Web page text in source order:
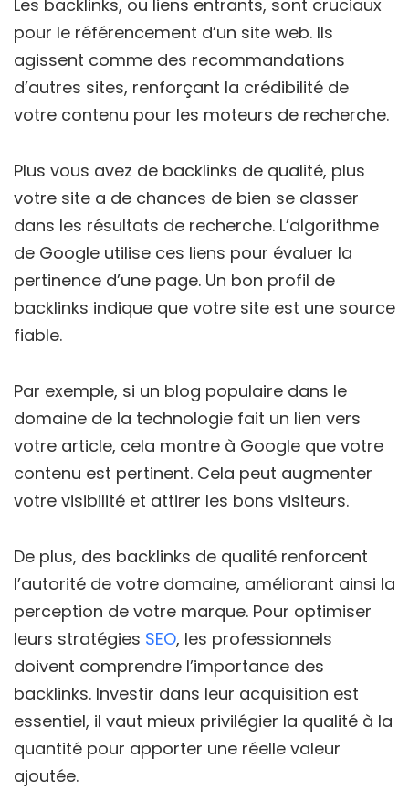
Les backlinks, ou liens entrants, sont cruciaux
pour le référencement d’un site web. Ils
agissent comme des recommandations
d’autres sites, renforçant la crédibilité de
votre contenu pour les moteurs de recherche.
Plus vous avez de backlinks de qualité, plus
votre site a de chances de bien se classer
dans les résultats de recherche. L’algorithme
de Google utilise ces liens pour évaluer la
pertinence d’une page. Un bon profil de
backlinks indique que votre site est une source
fiable.
Par exemple, si un blog populaire dans le
domaine de la technologie fait un lien vers
votre article, cela montre à Google que votre
contenu est pertinent. Cela peut augmenter
votre visibilité et attirer les bons visiteurs.
De plus, des backlinks de qualité renforcent
l’autorité de votre domaine, améliorant ainsi la
perception de votre marque. Pour optimiser
leurs stratégies SEO, les professionnels
doivent comprendre l’importance des
backlinks. Investir dans leur acquisition est
essentiel, il vaut mieux privilégier la qualité à la
quantité pour apporter une réelle valeur
ajoutée.